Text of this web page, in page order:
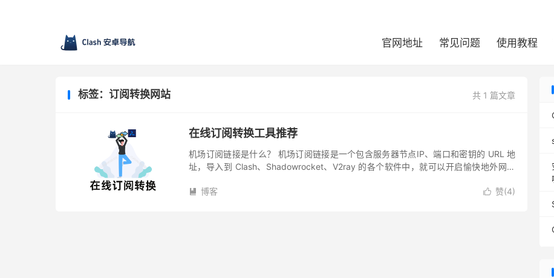
官网地址 常见问题 使用教程
共 1 篇文章
标签：订阅转换网站
在线订阅转换工具推荐
机场订阅链接是什么？ 机场订阅链接是一个包含服务器节点IP、端口和密钥的 URL 地
址，导入到 Clash、Shadowrocket、V2ray 的各个软件中，就可以开启愉快地外网体
 赞(4)
 博客